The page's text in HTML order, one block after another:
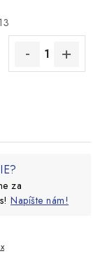
za
Napíšte nám!